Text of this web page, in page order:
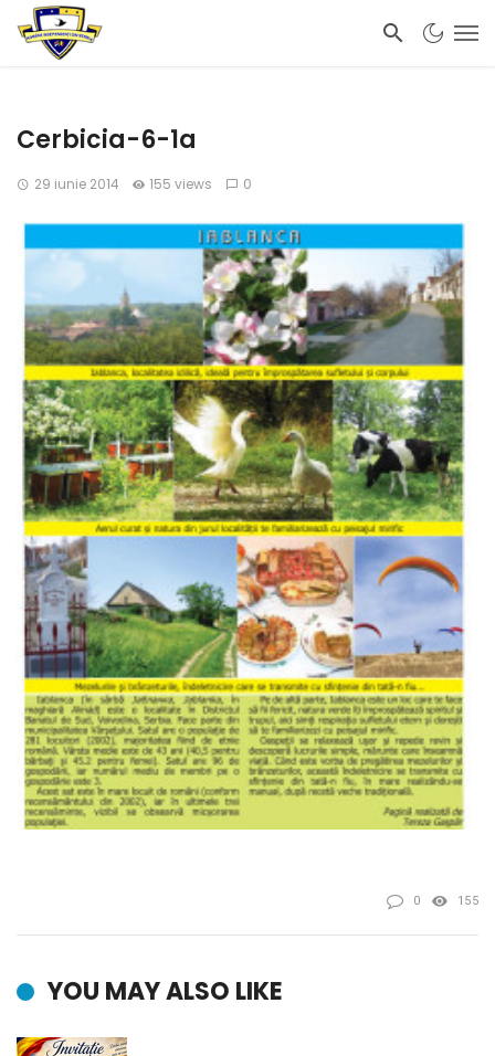
Cerbicia-6-1a
29 iunie 2014 155 views 0
0 155
YOU MAY ALSO LIKE